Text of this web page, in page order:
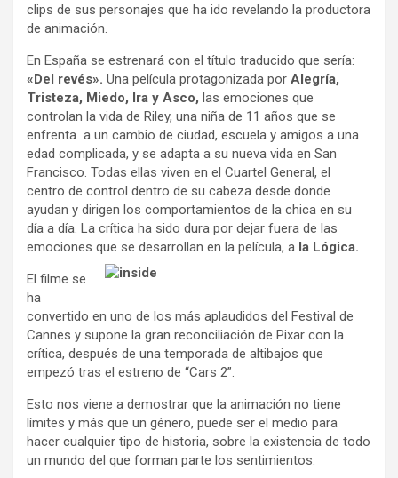
clips de sus personajes que ha ido revelando la productora
de animación.
En España se estrenará con el título traducido que sería:
«Del revés». Una película protagonizada por Alegría,
Tristeza, Miedo, Ira y Asco, las emociones que
controlan la vida de Riley, una niña de 11 años que se
enfrenta a un cambio de ciudad, escuela y amigos a una
edad complicada, y se adapta a su nueva vida en San
Francisco. Todas ellas viven en el Cuartel General, el
centro de control dentro de su cabeza desde donde
ayudan y dirigen los comportamientos de la chica en su
día a día. La crítica ha sido dura por dejar fuera de las
emociones que se desarrollan en la película, a la Lógica.
El filme se
ha
convertido en uno de los más aplaudidos del Festival de
Cannes y supone la gran reconciliación de Pixar con la
crítica, después de una temporada de altibajos que
empezó tras el estreno de “Cars 2”.
Esto nos viene a demostrar que la animación no tiene
límites y más que un género, puede ser el medio para
hacer cualquier tipo de historia, sobre la existencia de todo
un mundo del que forman parte los sentimientos.